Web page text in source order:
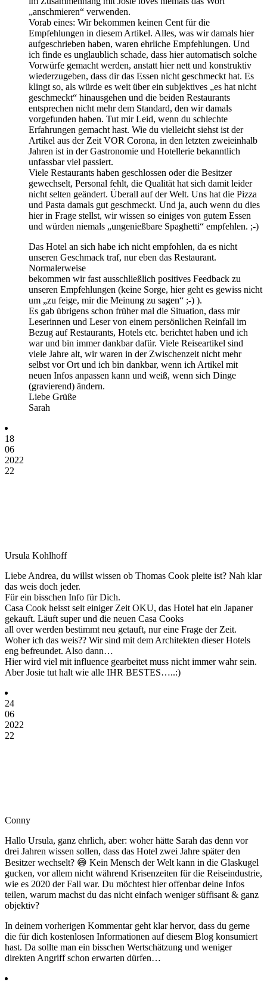
„anschmieren“ verwenden.
Vorab eines: Wir bekommen keinen Cent für die
Empfehlungen in diesem Artikel. Alles, was wir damals hier
aufgeschrieben haben, waren ehrliche Empfehlungen. Und
ich finde es unglaublich schade, dass hier automatisch solche
Vorwürfe gemacht werden, anstatt hier nett und konstruktiv
wiederzugeben, dass dir das Essen nicht geschmeckt hat. Es
klingt so, als würde es weit über ein subjektives „es hat nicht
geschmeckt“ hinausgehen und die beiden Restaurants
entsprechen nicht mehr dem Standard, den wir damals
vorgefunden haben. Tut mir Leid, wenn du schlechte
Erfahrungen gemacht hast. Wie du vielleicht siehst ist der
Artikel aus der Zeit VOR Corona, in den letzten zweieinhalb
Jahren ist in der Gastronomie und Hotellerie bekanntlich
unfassbar viel passiert.
Viele Restaurants haben geschlossen oder die Besitzer
gewechselt, Personal fehlt, die Qualität hat sich damit leider
nicht selten geändert. Überall auf der Welt. Uns hat die Pizza
und Pasta damals gut geschmeckt. Und ja, auch wenn du dies
hier in Frage stellst, wir wissen so einiges von gutem Essen
und würden niemals „ungenießbare Spaghetti“ empfehlen. ;-)
Das Hotel an sich habe ich nicht empfohlen, da es nicht
unseren Geschmack traf, nur eben das Restaurant.
Normalerweise
bekommen wir fast ausschließlich positives Feedback zu
unseren Empfehlungen (keine Sorge, hier geht es gewiss nicht
um „zu feige, mir die Meinung zu sagen“ ;-) ).
Es gab übrigens schon früher mal die Situation, dass mir
Leserinnen und Leser von einem persönlichen Reinfall im
Bezug auf Restaurants, Hotels etc. berichtet haben und ich
war und bin immer dankbar dafür. Viele Reiseartikel sind
viele Jahre alt, wir waren in der Zwischenzeit nicht mehr
selbst vor Ort und ich bin dankbar, wenn ich Artikel mit
neuen Infos anpassen kann und weiß, wenn sich Dinge
(gravierend) ändern.
Liebe Grüße
Sarah
18
06
2022
22
Ursula Kohlhoff
Liebe Andrea, du willst wissen ob Thomas Cook pleite ist? Nah klar
das weis doch jeder.
Für ein bisschen Info für Dich.
Casa Cook heisst seit einiger Zeit OKU, das Hotel hat ein Japaner
gekauft. Läuft super und die neuen Casa Cooks
all over werden bestimmt neu getauft, nur eine Frage der Zeit.
Woher ich das weis?? Wir sind mit dem Architekten dieser Hotels
eng befreundet. Also dann…
Hier wird viel mit influence gearbeitet muss nicht immer wahr sein.
Aber Josie tut halt wie alle IHR BESTES…..:)
24
06
2022
22
Conny
Hallo Ursula, ganz ehrlich, aber: woher hätte Sarah das denn vor
drei Jahren wissen sollen, dass das Hotel zwei Jahre später den
Besitzer wechselt? 😅 Kein Mensch der Welt kann in die Glaskugel
gucken, vor allem nicht während Krisenzeiten für die Reiseindustrie,
wie es 2020 der Fall war. Du möchtest hier offenbar deine Infos
teilen, warum machst du das nicht einfach weniger süffisant & ganz
objektiv?
In deinem vorherigen Kommentar geht klar hervor, dass du gerne
die für dich kostenlosen Informationen auf diesem Blog konsumiert
hast. Da sollte man ein bisschen Wertschätzung und weniger
direkten Angriff schon erwarten dürfen…